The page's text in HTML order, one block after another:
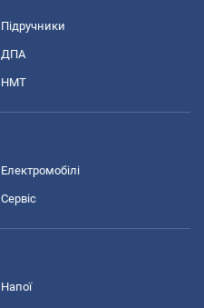
Підручники
ДПА
НМТ
Електромобілі
Сервіс
Напої